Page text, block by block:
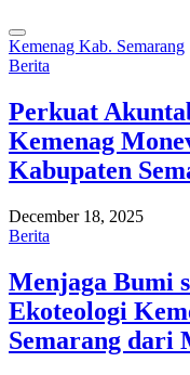
Kemenag Kab. Semarang
Berita
Perkuat
Kemenag
Kabupaten
December 18, 2025
Berita
Menjaga Bumi
Ekoteologi
Semarang dari